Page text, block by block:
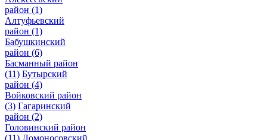
район (1)
Алтуфьевский
район (1)
Бабушкинский
район (6)
Басманный район
(11) Бутырский
район (4)
Войковский район
(3) Гагаринский
район (2)
Головинский район
(11) Ломоносовский